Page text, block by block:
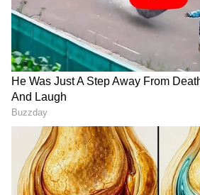
ಸದ್ಯ 90 ಮೊಬೈಲ್‌ಗಳನ್ನು(Mobile)
ಅರಸೀಕೆರೆ ಹಾಗೂ ಜಿಲ್ಲೆಯ ಇತರೆ
ಮಾಡಿರುವ ಬಗ್ಗೆ ಮಾಹಿತಿ ಕಲೆ
ಮಾಹಿತಿ ಲಭ್ಯವಾದ ಬಳಿಕ
ವಿತರಿ​ಸಲಾಗುವುದು ಎಂದು ತಿಳಿಸಿದರು.
ಅರಸೀಕೆರೆ ನಗರದಲ್ಲಿ ಇತ್ತೀಚೆಗೆ
ಪ್ರದೇಶಗಳಾದ ಬಸ್‌ ನಿಲ್ದಾಣ, ಸಂತೆ
ರಾಜಕೀಯ(Politics) ರ್ಯಾಲಿ,
ಮಾಡಿ. ಬ್ರೇಕಿಂಗ್ ಸುದ್ದಿ (Latest
ವಿಶೇಷ ವರದಿಗಳು ಮತ್ತು ನೇರ
kannada news live
)
ಕ್ಲಿಕ್‌ನಲ್ಲಿ ಲಭ್ಯ. ಏಷ್ಯಾನೆಟ್ ಸುವರ್ಣ
ಆ್ಯಪ್ ಡೌನ್‌ಲೋಡ್ ಮಾಡಿ ಹಾಗು
ಗಳನ್ನು ಪಡೆಯಿರಿ